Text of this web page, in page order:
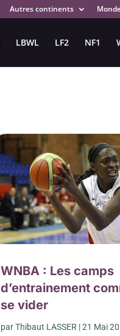
Autres continents
LBWL LF2 NF1
WNBA : Les camps
d’entrainement
se vider
parThibaut LASSER |21 Mai